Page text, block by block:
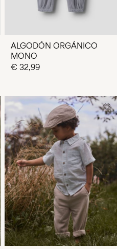
ALGODÓN ORGÁNICO
MONO
€ 32,99